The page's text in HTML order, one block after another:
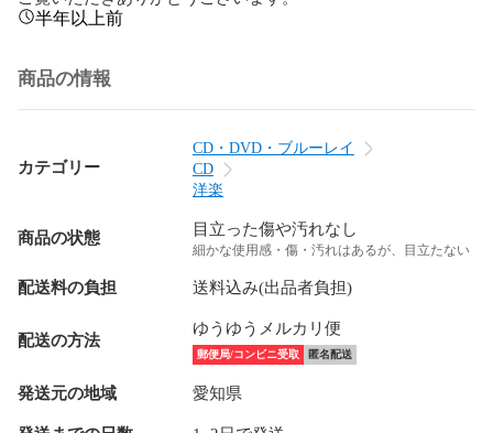
半年以上前
商品の情報
カテゴリー
CD・DVD・ブルーレイ
CD
洋楽
商品の状態 目立った傷や汚れなし
細かな使用感・傷・汚れはあるが、目立たない
配送料の負担 送料込み(出品者負担)
配送の方法
ゆうゆうメルカリ便
郵便局/コンビニ受取 匿名配送
発送元の地域 愛知県